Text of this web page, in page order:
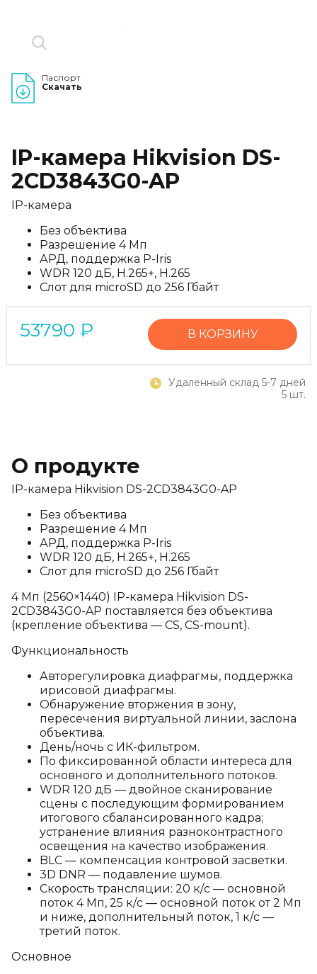
Паспорт
Скачать
IP-камера Hikvision DS-
2CD3843G0-AP
IP-камера
Без объектива
Разрешение 4 Мп
АРД, поддержка P-Iris
WDR 120 дБ, H.265+, H.265
Слот для microSD до 256 Гбайт
53790 ₽ В КОРЗИНУ
Удаленный склад 5-7 дней
5 шт.
О продукте
IP-камера Hikvision DS-2CD3843G0-AP
Без объектива
Разрешение 4 Мп
АРД, поддержка P-Iris
WDR 120 дБ, H.265+, H.265
Слот для microSD до 256 Гбайт
4 Мп (2560×1440) IP-камера Hikvision DS-
2CD3843G0-AP поставляется без объектива
(крепление объектива — CS, CS-mount).
Функциональность
Авторегулировка диафрагмы, поддержка
ирисовой диафрагмы.
Обнаружение вторжения в зону,
пересечения виртуальной линии, заслона
объектива.
День/ночь с ИК-фильтром.
По фиксированной области интереса для
основного и дополнительного потоков.
WDR 120 дБ — двойное сканирование
сцены с последующим формированием
итогового сбалансированного кадра;
устранение влияния разноконтрастного
освещения на качество изображения.
BLC — компенсация контровой засветки.
3D DNR — подавление шумов.
Скорость трансляции: 20 к/с — основной
поток 4 Мп, 25 к/с — основной поток от 2 Мп
и ниже, дополнительный поток, 1 к/с —
третий поток.
Основное